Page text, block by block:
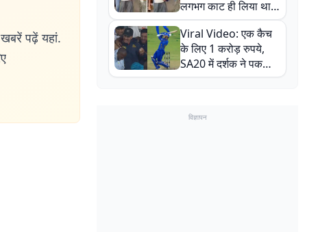
पढ़ें यहां.
लगभग काट ही लिया था,
न्यूजीलैंड सीरीज से पहले
बाल-बाल बचे
Viral Video: एक कैच
के लिए 1 करोड़ रुपये,
SA20 में दर्शक ने पकड़ा
एक हाथ से गजब का कैच
विज्ञापन